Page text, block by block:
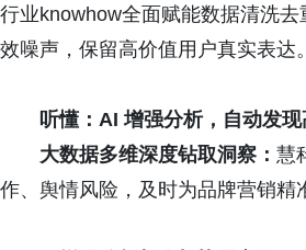
行业knowhow全面赋能数据清洗
效噪声，保留高价值用户真实表达。
听懂：AI 增强分析，自动发
大数据多维深度钻取洞察： 慧
作、舆情风险，及时为品牌营销精